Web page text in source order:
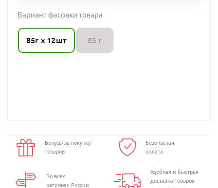
Вариант фасовки товара
85г х 12шт 85 г
Бонусы за покупку
товаров
Безопасная
оплата
Во всех
регионах России
Удобная и быстрая
доставка товаров